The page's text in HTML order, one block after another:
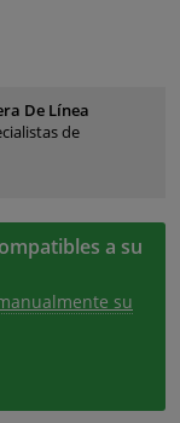
De Línea
de
a su
su